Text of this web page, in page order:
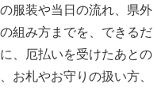
服装や当日の流れ、県外
組み方までを、できるだ
、厄払いを受けたあとの
お札やお守りの扱い方、